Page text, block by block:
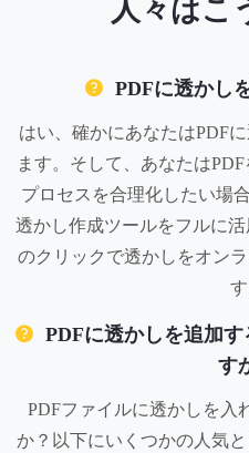
人々はこ
PDFに透かし
はい、確かにあなたはPDF
ます。そして、あなたは
プロセスを合理化したい場
透かし作成ツールをフルに
のクリックで透かしをオン
す
PDFに透かしを追加
す
PDFファイルに透かしを入
か？以下にいくつかの人気